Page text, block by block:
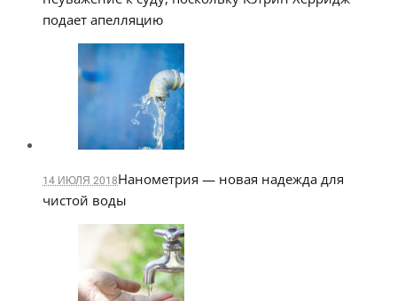
подает апелляцию
14 ИЮЛЯ 2018Нанометрия — новая надежда для
чистой воды